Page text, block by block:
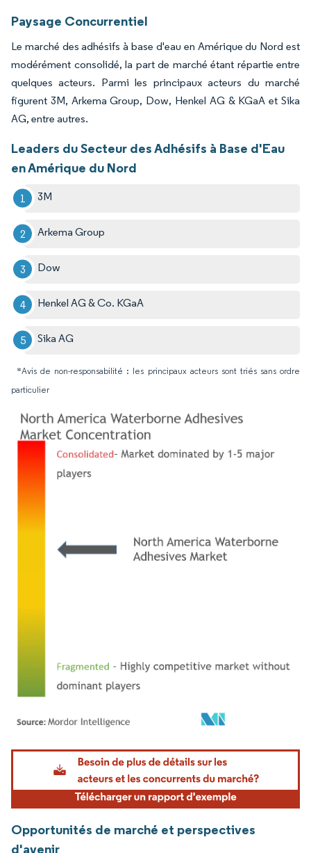
Paysage Concurrentiel
Le marché des adhésifs à base d'eau en Amérique du Nord est
modérément consolidé, la part de marché étant répartie entre
quelques acteurs. Parmi les principaux acteurs du marché
figurent 3M, Arkema Group, Dow, Henkel AG & KGaA et Sika
AG, entre autres.
Leaders du Secteur des Adhésifs à Base d'Eau
en Amérique du Nord
3M
Arkema Group
Dow
Henkel AG & Co. KGaA
Sika AG
*Avis de non-responsabilité : les principaux acteurs sont triés sans ordre
particulier
Image © Mordor Intelligence. La réutilisation nécessite une attribution sous CC BY
Opportunités de marché et perspectives
d'avenir